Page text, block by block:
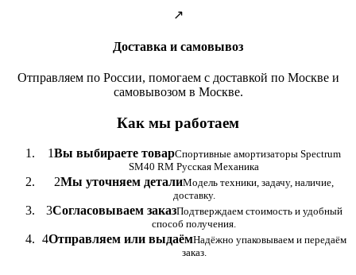
↗
Доставка и самовывоз
Отправляем по России, помогаем с доставкой по Москве и
самовывозом в Москве.
Как мы работаем
1Вы выбираете товарСпортивные амортизаторы Spectrum
SM40 RM Русская Механика
2Мы уточняем деталиМодель техники, задачу, наличие,
доставку.
3Согласовываем заказПодтверждаем стоимость и удобный
способ получения.
4Отправляем или выдаёмНадёжно упаковываем и передаём
заказ.